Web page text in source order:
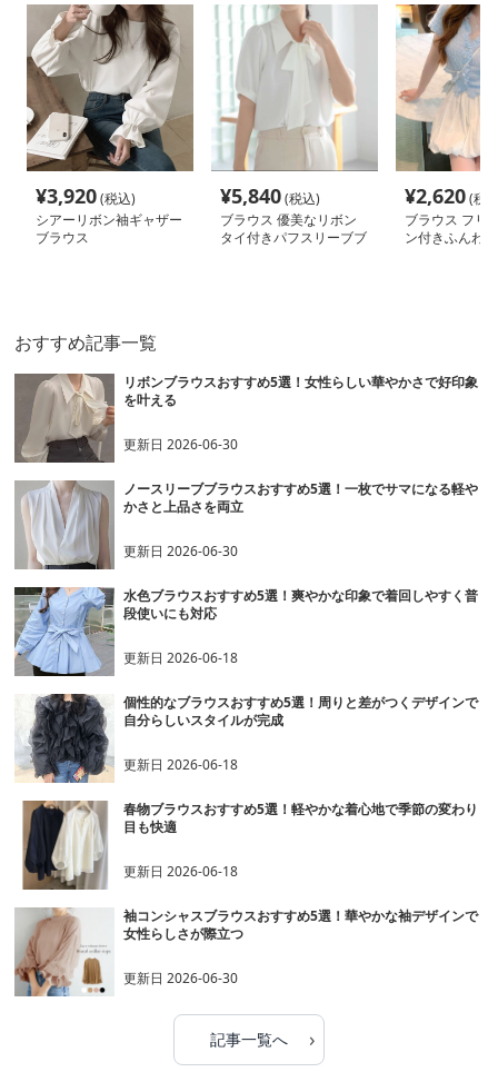
¥3,920(税込)
シアーリボン袖ギャザー
ブラウス
¥5,840(税込)
ブラウス 優美なリボン
タイ付きパフスリーブブ
¥2,620(税
ブラウス フリ
ン付きふんわ
おすすめ記事一覧
リボンブラウスおすすめ5選！女性らしい華やかさで好印象
を叶える
更新日2026-06-30
ノースリーブブラウスおすすめ5選！一枚でサマになる軽や
かさと上品さを両立
更新日2026-06-30
水色ブラウスおすすめ5選！爽やかな印象で着回しやすく普
段使いにも対応
更新日2026-06-18
個性的なブラウスおすすめ5選！周りと差がつくデザインで
自分らしいスタイルが完成
更新日2026-06-18
春物ブラウスおすすめ5選！軽やかな着心地で季節の変わり
目も快適
更新日2026-06-18
袖コンシャスブラウスおすすめ5選！華やかな袖デザインで
女性らしさが際立つ
更新日2026-06-30
記事一覧へ ›